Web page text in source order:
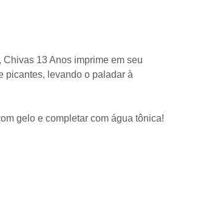
13 Anos imprime em seu
picantes, levando o paladar à
gelo e completar com água tônica!